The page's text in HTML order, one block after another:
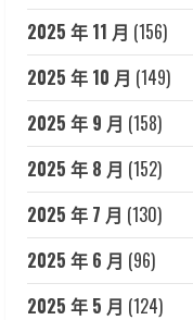
2025 年 11 月 (156)
2025 年 10 月 (149)
2025 年 9 月 (158)
2025 年 8 月 (152)
2025 年 7 月 (130)
2025 年 6 月 (96)
2025 年 5 月 (124)